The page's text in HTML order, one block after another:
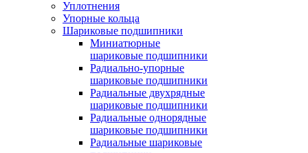
Уплотнения
Упорные кольца
Шариковые подшипники
Миниатюрные
шариковые подшипники
Радиально-упорные
шариковые подшипники
Радиальные двухрядные
шариковые подшипники
Радиальные однорядные
шариковые подшипники
Радиальные шариковые